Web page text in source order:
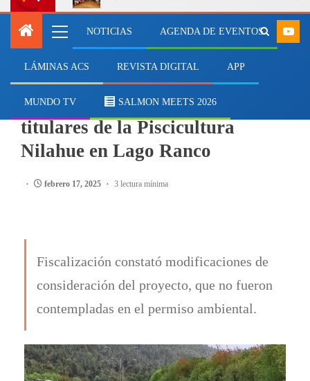
NOTICIAS AGENDA DE EVENTOS
LÁMINAS ACS REVISTA DIGITAL APP
MUNDO TV SALMON MEETS 2026
SMA formula cargos contra
titulares de la Piscicultura
Nilahue en Lago Ranco
febrero 17, 2025 3 lectura mínima
Fiscalización constató modificaciones de
consideración del proyecto, que no fueron
contempladas en el permiso ambiental.